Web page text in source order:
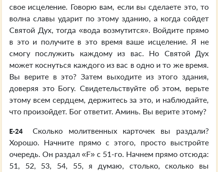
свое исцеление. Говорю вам, если вы сделаете это, то
волна славы ударит по этому зданию, а когда сойдет
Святой Дух, тогда «вода возмутится». Войдите прямо
в это и получите в это время ваше исцеление. Я не
смогу послужить каждому из вас. Но Святой Дух
может коснуться каждого из вас в одно и то же время.
Вы верите в это? Затем выходите из этого здания,
доверяя это Богу. Свидетельствуйте об этом, верьте
этому всем сердцем, держитесь за это, и наблюдайте,
что произойдет. Бог ответит. Аминь. Вы верите этому?
E-24
Сколько молитвенных карточек вы раздали?
Хорошо. Начните прямо с этого, просто выстройте
очередь. Он раздал «F» с 51-го. Начнем прямо отсюда:
51, 52, 53, 54, 55, я думаю, столько, сколько вы